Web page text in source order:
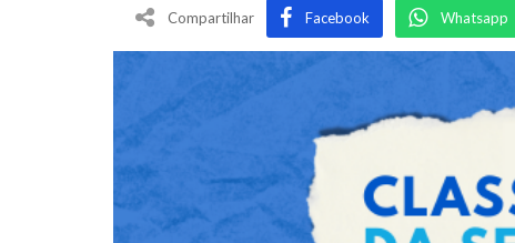
Compartilhar Facebook Whatsapp